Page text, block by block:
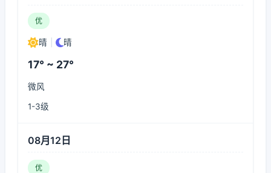
优
晴 晴
17° ~ 27°
微风
1-3级
08月12日
优